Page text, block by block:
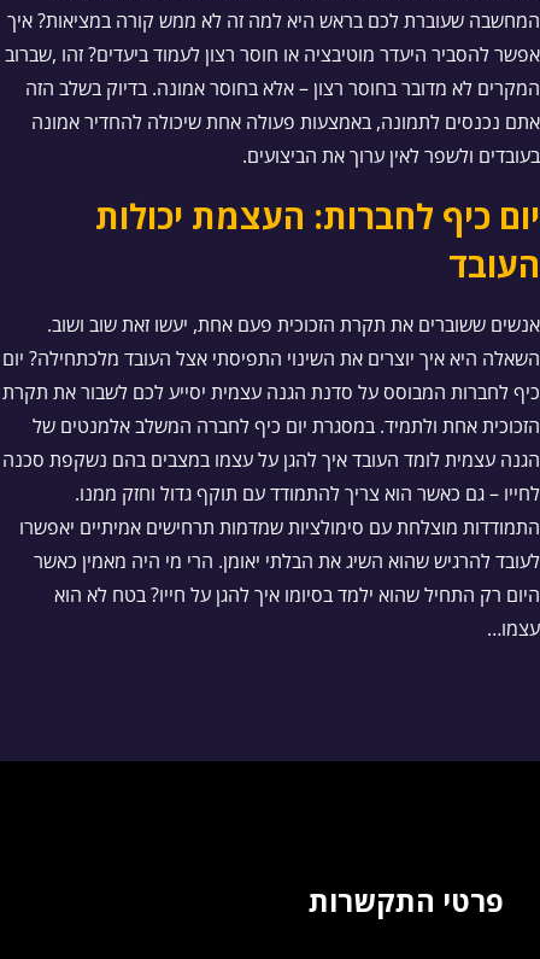
המחשבה שעוברת לכם בראש היא למה זה לא ממש קורה במציאות? איך
אפשר להסביר היעדר מוטיבציה או חוסר רצון לעמוד ביעדים? זהו ,שברוב
המקרים לא מדובר בחוסר רצון – אלא בחוסר אמונה. בדיוק בשלב הזה
אתם נכנסים לתמונה, באמצעות פעולה אחת שיכולה להחדיר אמונה
בעובדים ולשפר לאין ערוך את הביצועים.
יום כיף לחברות: העצמת יכולות
העובד
אנשים ששוברים את תקרת הזכוכית פעם אחת, יעשו זאת שוב ושוב.
השאלה היא איך יוצרים את השינוי התפיסתי אצל העובד מלכתחילה? יום
כיף לחברות המבוסס על סדנת הגנה עצמית יסייע לכם לשבור את תקרת
הזכוכית אחת ולתמיד. במסגרת יום כיף לחברה המשלב אלמנטים של
הגנה עצמית לומד העובד איך להגן על עצמו במצבים בהם נשקפת סכנה
לחייו – גם כאשר הוא צריך להתמודד עם תוקף גדול וחזק ממנו.
התמודדות מוצלחת עם סימולציות שמדמות תרחישים אמיתיים יאפשרו
לעובד להרגיש שהוא השיג את הבלתי יאומן. הרי מי היה מאמין כאשר
היום רק התחיל שהוא ילמד בסיומו איך להגן על חייו? בטח לא הוא
עצמו…
פרטי התקשרות